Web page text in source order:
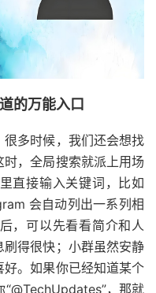
的万能入口
多时候，我们还会想找
，全局搜索就派上用场
直接输入关键词，比如
会自动列出一系列相
，可以先看看简介和人
得很快；小群虽然安静
。如果你已经知道某个
，那就